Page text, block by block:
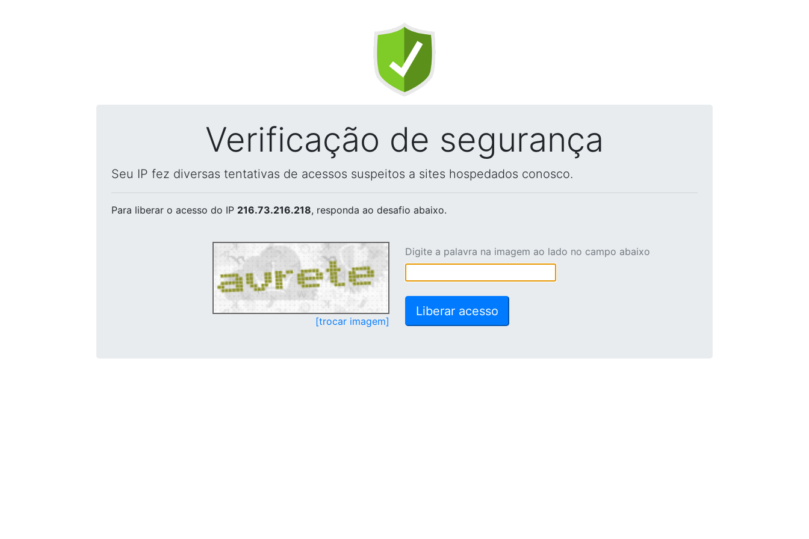
Verificação de segurança
Seu IP fez diversas tentativas de acessos suspeitos a sites hospedados conosco.
Para liberar o acesso do IP 216.73.216.218, responda ao desafio abaixo.
[trocar imagem]
Digite a palavra na imagem ao lado no campo abaixo